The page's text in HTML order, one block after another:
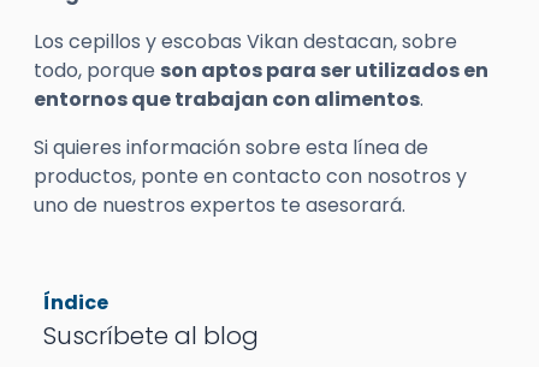
Los cepillos y escobas Vikandestacan, sobre
todo, porque son aptos para ser utilizados en
entornos que trabajan con alimentos.
Si quieres información sobre esta línea de
productos, ponte en contacto con nosotros y
uno de nuestros expertos te asesorará.
Índice
Suscríbete al blog